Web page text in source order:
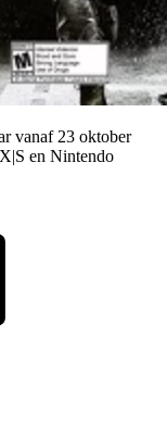
vanaf 23 oktober
en Nintendo